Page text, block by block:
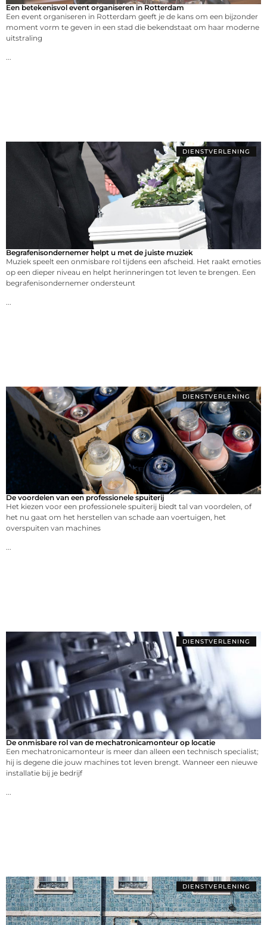
Een betekenisvol event organiseren in Rotterdam
Een event organiseren in Rotterdam geeft je de kans om een bijzonder
moment vorm te geven in een stad die bekendstaat om haar moderne
uitstraling
...
DIENSTVERLENING
Begrafenisondernemer helpt u met de juiste muziek
Muziek speelt een onmisbare rol tijdens een afscheid. Het raakt emoties
op een dieper niveau en helpt herinneringen tot leven te brengen. Een
begrafenisondernemer ondersteunt
...
DIENSTVERLENING
De voordelen van een professionele spuiterij
Het kiezen voor een professionele spuiterij biedt tal van voordelen, of
het nu gaat om het herstellen van schade aan voertuigen, het
overspuiten van machines
...
DIENSTVERLENING
De onmisbare rol van de mechatronicamonteur op locatie
Een mechatronicamonteur is meer dan alleen een technisch specialist;
hij is degene die jouw machines tot leven brengt. Wanneer een nieuwe
installatie bij je bedrijf
...
DIENSTVERLENING